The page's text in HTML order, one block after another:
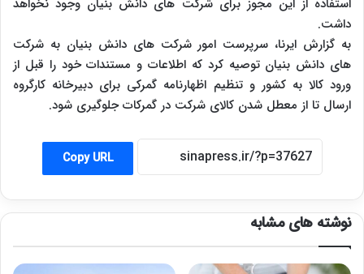
استفاده از این مجوز برای شرکت های دانش بنیان وجود نخواهد
داشت.
به گزارش ایرنا، سرپرست امور شرکت های دانش بنیان به شرکت
های دانش بنیان توصیه کرد که اطلاعات و مستندات خود را قبل از
ورود کالا به کشور و تنظیم اظهارنامه گمرکی برای دبیرخانه کارگروه
ارسال تا از معطل شدن کالای شرکت در گمرکات جلوگیری شود.
Copy URL
نوشته های مشابه